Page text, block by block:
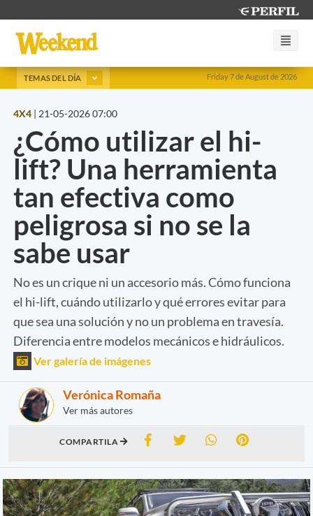
Friday 7 de August de 2026
TEMAS DEL DÍA
4X4 | 21-05-2026 07:00
¿Cómo utilizar el hi-
lift? Una herramienta
tan efectiva como
peligrosa si no se la
sabe usar
No es un crique ni un accesorio más. Cómo funciona
el hi-lift, cuándo utilizarlo y qué errores evitar para
que sea una solución y no un problema en travesía.
Diferencia entre modelos mecánicos e hidráulicos.
Ver galería de imágenes
Verónica Romaña
Ver más autores
COMPARTILA